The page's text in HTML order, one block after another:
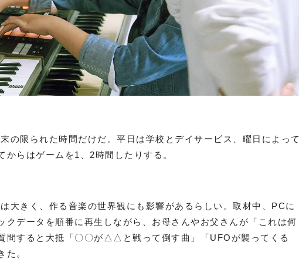
の限られた時間だけだ。平日は学校とデイサービス、曜日によって
らはゲームを1、2時間したりする。
大きく、作る音楽の世界観にも影響があるらしい。取材中、PCに
クデータを順番に再生しながら、お母さんやお父さんが「これは何
問すると大抵「〇〇が△△と戦って倒す曲」「UFOが襲ってくる
た。